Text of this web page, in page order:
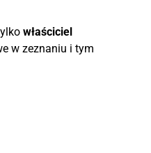
właściciel
w zeznaniu i tym